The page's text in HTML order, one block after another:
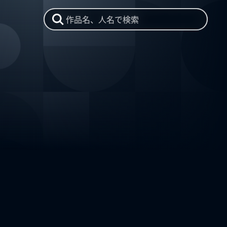
作品名、人名で検索